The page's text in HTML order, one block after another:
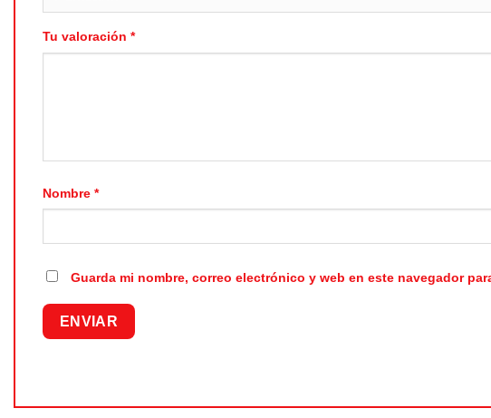
Tu valoración *
Nombre *
Guarda mi nombre, correo electrónico y web en este navegador